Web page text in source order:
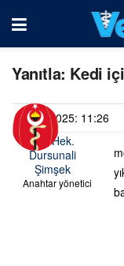
Yanıtla: Kedi
22/04/2025: 11:26
Vet. Hek.
Dursunali
Şimşek
Anahtar yönetici